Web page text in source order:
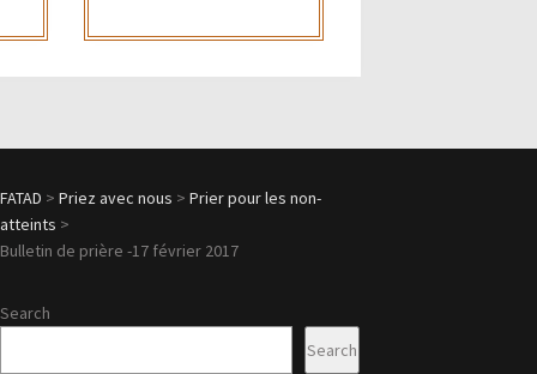
FATAD >Priez avec nous >Prier pour les non-
atteints >
Bulletin de prière -17 février 2017
Search
Search